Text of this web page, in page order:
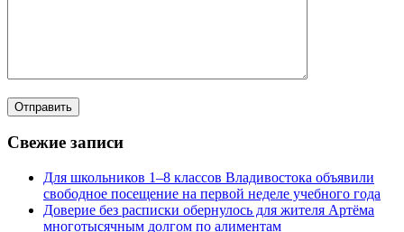
Свежие записи
Для школьников 1–8 классов Владивостока объявили
свободное посещение на первой неделе учебного года
Доверие без расписки обернулось для жителя Артёма
многотысячным долгом по алиментам